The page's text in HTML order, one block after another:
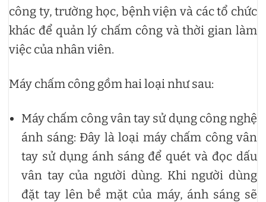
công ty, trường học, bệnh viện và các tổ chức
khác để quản lý chấm công và thời gian làm
việc của nhân viên.
Máy chấm công gồm hai loại như sau:
Máy chấm công vân tay sử dụng công nghệ
ánh sáng: Đây là loại máy chấm công vân
tay sử dụng ánh sáng để quét và đọc dấu
vân tay của người dùng. Khi người dùng
đặt tay lên bề mặt của máy, ánh sáng sẽ